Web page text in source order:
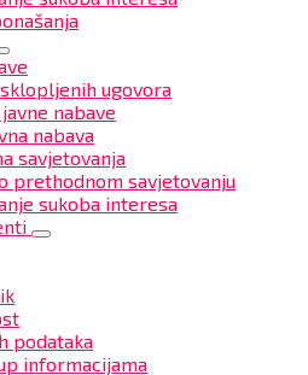
ugovora
nabave
nabava
savjetovanja
prethodnom savjetovanju
sukoba interesa
podataka
informacijama